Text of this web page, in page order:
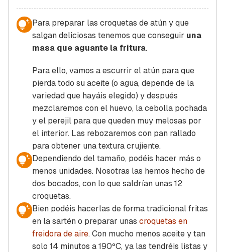
Para preparar las croquetas de atún y que
salgan deliciosas tenemos que conseguir una
masa que aguante la fritura.
Para ello, vamos a escurrir el atún para que
pierda todo su aceite (o agua, depende de la
variedad que hayáis elegido) y después
mezclaremos con el huevo, la cebolla pochada
y el perejil para que queden muy melosas por
el interior. Las rebozaremos con pan rallado
para obtener una textura crujiente.
Dependiendo del tamaño, podéis hacer más o
menos unidades. Nosotras las hemos hecho de
dos bocados, con lo que saldrían unas 12
croquetas.
Bien podéis hacerlas de forma tradicional fritas
en la sartén o preparar unas croquetas en
freidora de aire. Con mucho menos aceite y tan
solo 14 minutos a 190ºC, ya las tendréis listas y